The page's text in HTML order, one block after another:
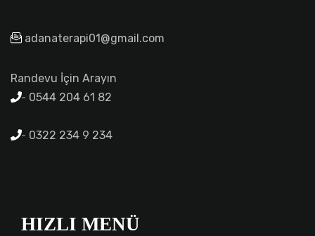
adanaterapi01@gmail.com
Randevu İçin Arayın
0544 204 61 82
0322 234 9 234
HIZLI MENÜ